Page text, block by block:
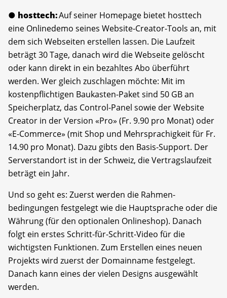
● hosttech:Auf seiner Homepage bietet hosttech
eine Onlinedemo seines Website-Creator-Tools an, mit
dem sich Webseiten erstellen lassen. Die Laufzeit
beträgt 30 Tage, danach wird die Webseite gelöscht
oder kann direkt in ein bezahltes Abo überführt
werden. Wer gleich zuschlagen möchte: Mit im
kostenpflichtigen Baukasten-Paket sind 50 GB an
Speicherplatz, das Control-Panel sowie der Website
Creator in der Version «Pro» (Fr. 9.90 pro Monat) oder
«E-Commerce» (mit Shop und Mehrsprachigkeit für Fr.
14.90 pro Monat). Dazu gibts den Basis-Support. Der
Serverstandort ist in der Schweiz, die Vertragslaufzeit
beträgt ein Jahr.
Und so geht es: Zuerst werden die Rahmen­
bedingungen festgelegt wie die Hauptsprache oder die
Währung (für den optionalen Online­shop). Danach
folgt ein erstes Schritt-für-Schritt-Video für die
wichtigsten Funktionen. Zum Erstellen eines neuen
Projekts wird zuerst der Domainname festgelegt.
Danach kann eines der vielen Designs ausgewählt
werden.